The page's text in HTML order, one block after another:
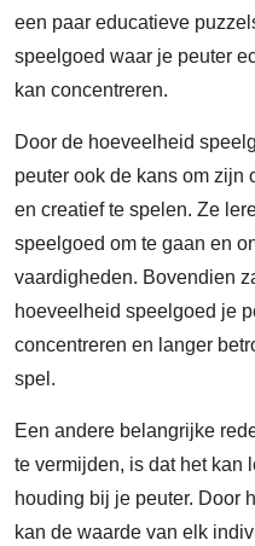
een paar educatieve
speelgoed waar je peuter
kan concentreren.
Door de hoeveelheid
peuter ook de kans om zijn
en creatief te spelen. Ze
speelgoed om te gaan en
vaardigheden. Bovendien
hoeveelheid speelgoed je
concentreren en langer
spel.
Een andere belangrijke
te vermijden, is dat het kan
houding bij je peuter. Door
kan de waarde van elk